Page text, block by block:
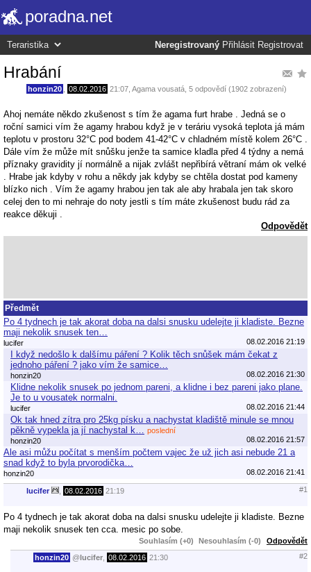
poradna.net
Neregistrovaný Přihlásit Registrovat
Hrabání
honzin20 08.02.2016 21:07 Agama vousatá , 5 odpovědí (1902 zobrazení)
Ahoj nemáte někdo zkušenost s tím že agama furt hrabe . Jedná se o
roční samici vím že agamy hrabou když je v teráriu vysoká teplota já mám
teplotu v prostoru 32°C pod bodem 41-42°C v chladném místě kolem 26°C .
Dále vím že může mít snůšku jenže ta samice kladla před 4 týdny a nemá
příznaky gravidity jí normálně a nijak zvlášt nepřibírá větraní mám ok velké
. Hrabe jak kdyby v rohu a někdy jak kdyby se chtěla dostat pod kameny
blízko nich . Vím že agamy hrabou jen tak ale aby hrabala jen tak skoro
celej den to mi nehraje do noty jestli s tím máte zkušenost budu rád za
reakce děkuji .
Odpovědět
Předmět
Po 4 tydnech je tak akorat doba na dalsi snusku udelejte ji kladiste. Bezne
maji nekolik snusek ten…
lucifer 08.02.2016 21:19
I když nedošlo k dalšímu páření ? Kolik těch snůšek mám čekat z
jednoho páření ? jako vím že samice…
honzin20 08.02.2016 21:30
Klidne nekolik snusek po jednom pareni, a klidne i bez pareni jako plane.
Je to u vousatek normalni.
lucifer 08.02.2016 21:44
Ok tak hned zítra pro 25kg písku a nachystat kladiště minule se mnou
pěkně vypekla ja jí nachystal k…
poslední
honzin20
08.02.2016 21:57
Ale asi můžu počítat s menším počtem vajec že už jich asi nebude 21 a
snad když to byla prvorodička…
honzin20 08.02.2016 21:41
lucifer 08.02.2016 21:19 #1
Po 4 tydnech je tak akorat doba na dalsi snusku udelejte ji kladiste. Bezne
maji nekolik snusek ten cca. mesic po sobe.
Souhlasím (+0) Nesouhlasím (-0) Odpovědět
honzin20 @lucifer 08.02.2016 21:30 #2